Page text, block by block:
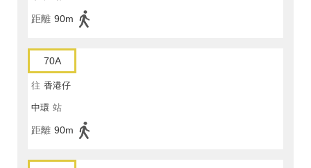
距離 90m
70A
往 香港仔
中環 站
距離 90m